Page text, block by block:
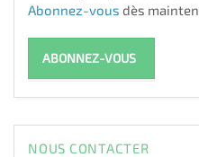
Abonnez-vous dès
ABONNEZ-VOUS
NOUS CONTACTER